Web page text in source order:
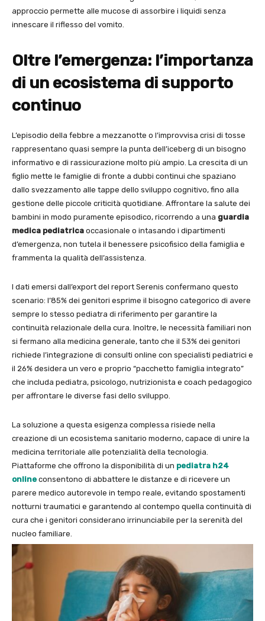
approccio permette alle mucose di assorbire i liquidi senza
innescare il riflesso del vomito.
Oltre l’emergenza: l’importanza
di un ecosistema di supporto
continuo
L’episodio della febbre a mezzanotte o l’improvvisa crisi di tosse
rappresentano quasi sempre la punta dell’iceberg di un bisogno
informativo e di rassicurazione molto più ampio. La crescita di un
figlio mette le famiglie di fronte a dubbi continui che spaziano
dallo svezzamento alle tappe dello sviluppo cognitivo, fino alla
gestione delle piccole criticità quotidiane. Affrontare la salute dei
bambini in modo puramente episodico, ricorrendo a una guardia
medica pediatrica occasionale o intasando i dipartimenti
d’emergenza, non tutela il benessere psicofisico della famiglia e
frammenta la qualità dell’assistenza.
I dati emersi dall’export del report Serenis confermano questo
scenario: l’85% dei genitori esprime il bisogno categorico di avere
sempre lo stesso pediatra di riferimento per garantire la
continuità relazionale della cura. Inoltre, le necessità familiari non
si fermano alla medicina generale, tanto che il 53% dei genitori
richiede l’integrazione di consulti online con specialisti pediatrici e
il 26% desidera un vero e proprio “pacchetto famiglia integrato”
che includa pediatra, psicologo, nutrizionista e coach pedagogico
per affrontare le diverse fasi dello sviluppo.
La soluzione a questa esigenza complessa risiede nella
creazione di un ecosistema sanitario moderno, capace di unire la
medicina territoriale alle potenzialità della tecnologia.
Piattaforme che offrono la disponibilità di un pediatra h24
online consentono di abbattere le distanze e di ricevere un
parere medico autorevole in tempo reale, evitando spostamenti
notturni traumatici e garantendo al contempo quella continuità di
cura che i genitori considerano irrinunciabile per la serenità del
nucleo familiare.